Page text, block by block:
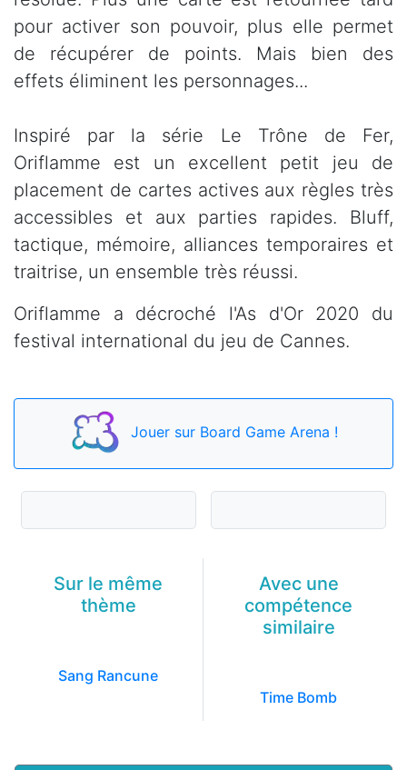
pour activer son pouvoir, plus elle permet
de récupérer de points. Mais bien des
effets éliminent les personnages...
Inspiré par la série Le Trône de Fer,
Oriflamme est un excellent petit jeu de
placement de cartes actives aux règles très
accessibles et aux parties rapides. Bluff,
tactique, mémoire, alliances temporaires et
traitrise, un ensemble très réussi.
Oriflamme a décroché l'As d'Or 2020 du
festival international du jeu de Cannes.
Jouersur Board Game Arena !
Sur le même
thème
Sang Rancune
Avec une
compétence
similaire
Time Bomb